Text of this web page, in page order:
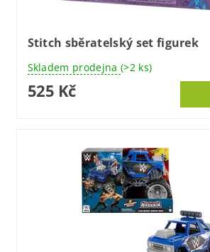
Stitch sběratelský set figurek
Skladem prodejna (>2 ks)
525 Kč